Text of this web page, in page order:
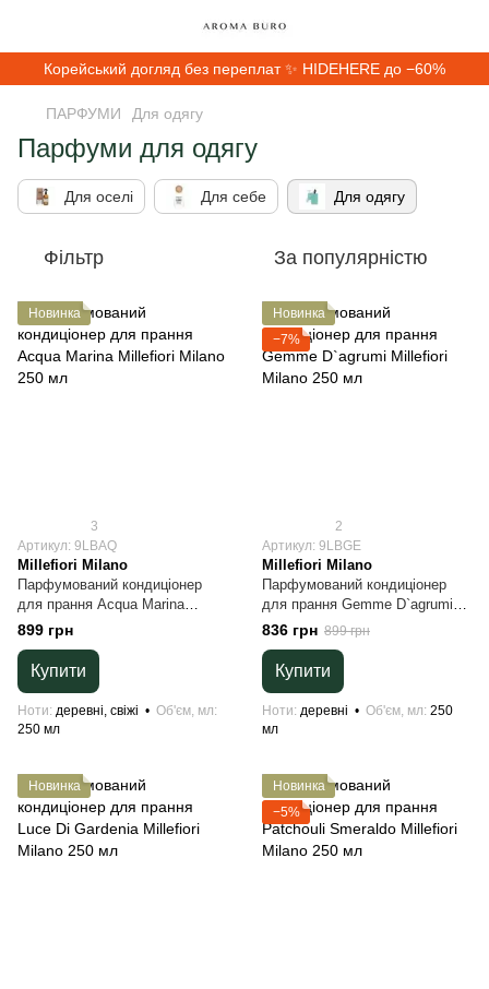
Корейський догляд без переплат ✨ HIDEHERE до −60%
ПАРФУМИ Для одягу
Парфуми для одягу
Для оселі Для себе Для одягу
Фільтр За популярністю
Новинка
3
Артикул: 9LBAQ
Millefiori Milano
Парфумований кондиціонер
для прання Acqua Marina
Millefiori Milano 250 мл
899 грн
Купити
Ноти деревні, свіжі
Об'єм, мл
250 мл
Новинка
−7%
2
Артикул: 9LBGE
Millefiori Milano
Парфумований кондиціонер
для прання Gemme D`agrumi
Millefiori Milano 250 мл
836 грн 899 грн
Купити
Ноти деревні Об'єм, мл 250
мл
Новинка
Новинка
−5%